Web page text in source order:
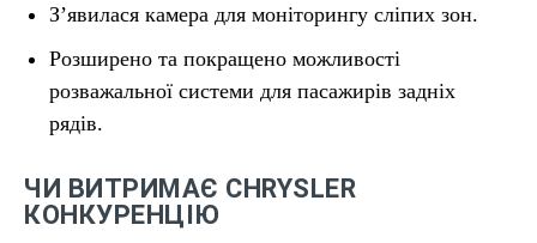
З’явилася камера для моніторингу сліпих зон.
Розширено та покращено можливості
розважальної системи для пасажирів задніх
рядів.
ЧИ ВИТРИМАЄ CHRYSLER
КОНКУРЕНЦІЮ